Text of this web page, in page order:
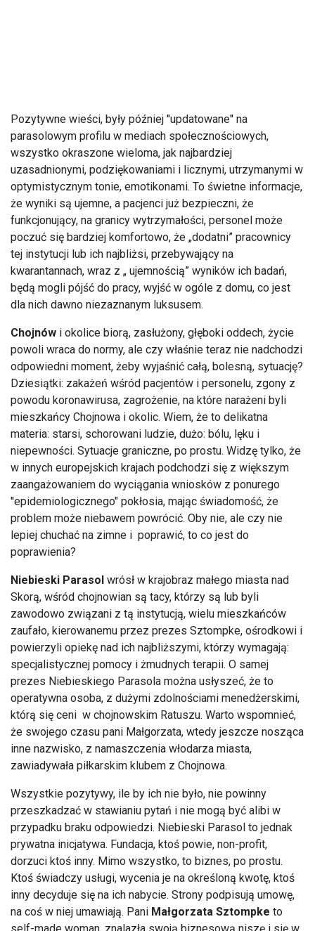
Pozytywne wieści, były później ''updatowane'' na
parasolowym profilu w mediach społecznościowych,
wszystko okraszone wieloma, jak najbardziej
uzasadnionymi, podziękowaniami i licznymi, utrzymanymi w
optymistycznym tonie, emotikonami. To świetne informacje,
że wyniki są ujemne, a pacjenci już bezpieczni, że
funkcjonujący, na granicy wytrzymałości, personel może
poczuć się bardziej komfortowo, że „dodatni” pracownicy
tej instytucji lub ich najbliżsi, przebywający na
kwarantannach, wraz z „ ujemnością” wyników ich badań,
będą mogli pójść do pracy, wyjść w ogóle z domu, co jest
dla nich dawno niezaznanym luksusem.
Chojnów i okolice biorą, zasłużony, głęboki oddech, życie
powoli wraca do normy, ale czy właśnie teraz nie nadchodzi
odpowiedni moment, żeby wyjaśnić całą, bolesną, sytuację?
Dziesiątki: zakażeń wśród pacjentów i personelu, zgony z
powodu koronawirusa, zagrożenie, na które narażeni byli
mieszkańcy Chojnowa i okolic. Wiem, że to delikatna
materia: starsi, schorowani ludzie, dużo: bólu, lęku i
niepewności. Sytuacje graniczne, po prostu. Widzę tylko, że
w innych europejskich krajach podchodzi się z większym
zaangażowaniem do wyciągania wniosków z ponurego
''epidemiologicznego" pokłosia, mając świadomość, że
problem może niebawem powrócić. Oby nie, ale czy nie
lepiej chuchać na zimne i poprawić, to co jest do
poprawienia?
Niebieski Parasol wrósł w krajobraz małego miasta nad
Skorą, wśród chojnowian są tacy, którzy są lub byli
zawodowo związani z tą instytucją, wielu mieszkańców
zaufało, kierowanemu przez prezes Sztompke, ośrodkowi i
powierzyli opiekę nad ich najbliższymi, którzy wymagają:
specjalistycznej pomocy i żmudnych terapii. O samej
prezes Niebieskiego Parasola można usłyszeć, że to
operatywna osoba, z dużymi zdolnościami menedżerskimi,
którą się ceni w chojnowskim Ratuszu. Warto wspomnieć,
że swojego czasu pani Małgorzata, wtedy jeszcze nosząca
inne nazwisko, z namaszczenia włodarza miasta,
zawiadywała piłkarskim klubem z Chojnowa.
Wszystkie pozytywy, ile by ich nie było, nie powinny
przeszkadzać w stawianiu pytań i nie mogą być alibi w
przypadku braku odpowiedzi. Niebieski Parasol to jednak
prywatna inicjatywa. Fundacja, ktoś powie, non-profit,
dorzuci ktoś inny. Mimo wszystko, to biznes, po prostu.
Ktoś świadczy usługi, wycenia je na określoną kwotę, ktoś
inny decyduje się na ich nabycie. Strony podpisują umowę,
na coś w niej umawiają. Pani Małgorzata Sztompke to